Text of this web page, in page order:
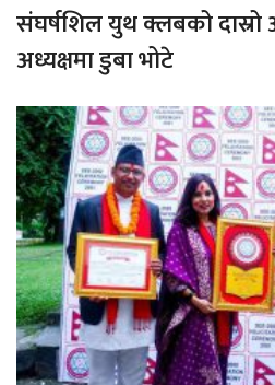
संघर्षशिल युथ क्लबको दास्रो
अध्यक्षमा डुबा भोटे